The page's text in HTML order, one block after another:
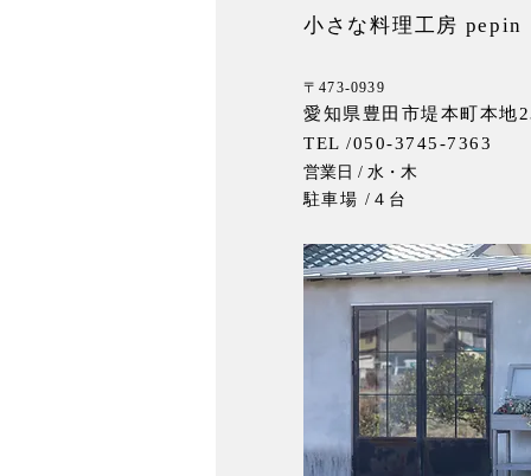
小さな料理工房 pepin
〒473-0939
愛知県豊田市堤本町本地
TEL /050-3745-7363
営業日 / 水・木
駐車場 /４台